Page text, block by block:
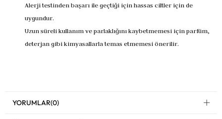
Alerji testinden başarı ile geçtiği için hassas ciltler için de
uygundur.
Uzun süreli kullanım ve parlaklığını kaybetmemesi için parfüm,
deterjan gibi kimyasallarla temas etmemesi önerilir.
YORUMLAR(0)